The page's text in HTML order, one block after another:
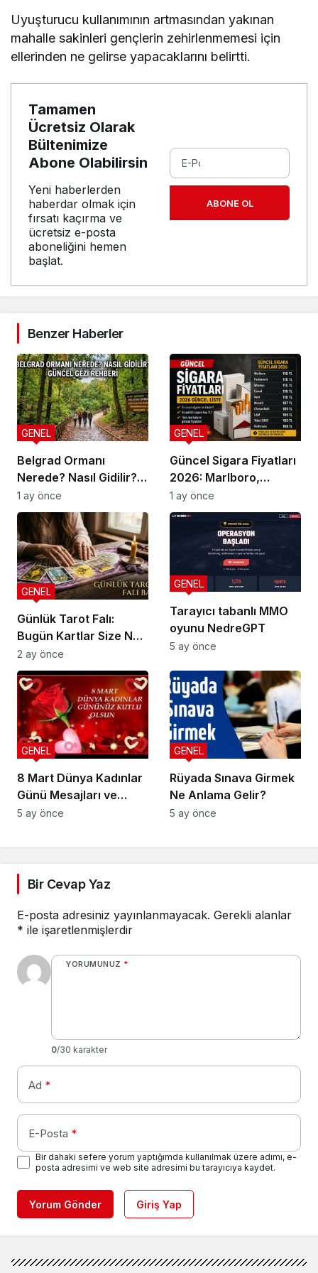
Uyuşturucu kullanımının artmasından yakınan
mahalle sakinleri gençlerin zehirlenmemesi için
ellerinden ne gelirse yapacaklarını belirtti.
Tamamen
Ücretsiz Olarak
Bültenimize
Abone Olabilirsin
Yeni haberlerden
haberdar olmak için
fırsatı kaçırma ve
ücretsiz e-posta
aboneliğini hemen
başlat.
ABONE OL
Benzer Haberler
Belgrad Ormanı
Nerede? Nasıl Gidilir?
Güncel Gezi Rehberi
GENEL
1 ay önce
Güncel Sigara Fiyatları
2026: Marlboro,
Parliament, Winston,
Camel ve Tüm Sigara
Markalarının Zamlı
Fiyat Listesi
GENEL
1 ay önce
Günlük Tarot Falı:
Bugün Kartlar Size Ne
Söylüyor?
GENEL
2 ay önce
Tarayıcı tabanlı MMO
oyunu NedreGPT
GENEL
5 ay önce
8 Mart Dünya Kadınlar
Günü Mesajları ve
Sözleri
GENEL
5 ay önce
Rüyada Sınava Girmek
Ne Anlama Gelir?
GENEL
5 ay önce
Bir Cevap Yaz
E-posta adresiniz yayınlanmayacak. Gerekli alanlar
* ile işaretlenmişlerdir
YORUMUNUZ *
0/30 karakter
Ad *
E-Posta *
Bir dahaki sefere yorum yaptığımda kullanılmak üzere adımı, e-
posta adresimi ve web site adresimi bu tarayıcıya kaydet.
Yorum Gönder Giriş Yap